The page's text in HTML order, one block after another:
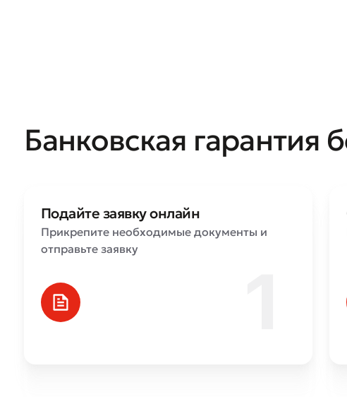
* Все поля
Банковская гарантия
Подайте заявку онлайн
Прикрепите необходимые документы и
отправьте заявку